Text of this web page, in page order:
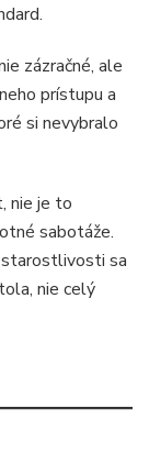
zázračné, ale
prístupu a
si nevybralo
nie je to
sabotáže.
sa
nie celý